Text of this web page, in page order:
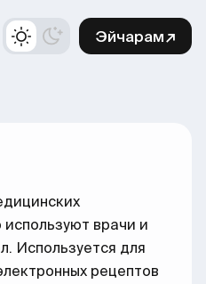
Эйчарам↗
врачи и
Используется для
рецептов